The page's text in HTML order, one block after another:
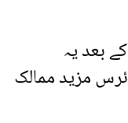
بعد یہ
مزید ممالک